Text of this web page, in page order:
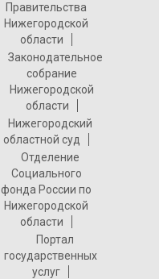
Правительства
Нижегородской
области
Законодательное
собрание
Нижегородской
области
Нижегородский
областной суд
Отделение
Социального
фонда России по
Нижегородской
области
Портал
государственных
услуг